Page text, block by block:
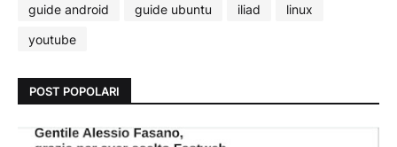
guide android
guide ubuntu iliad
linux
youtube
POST POPOLARI